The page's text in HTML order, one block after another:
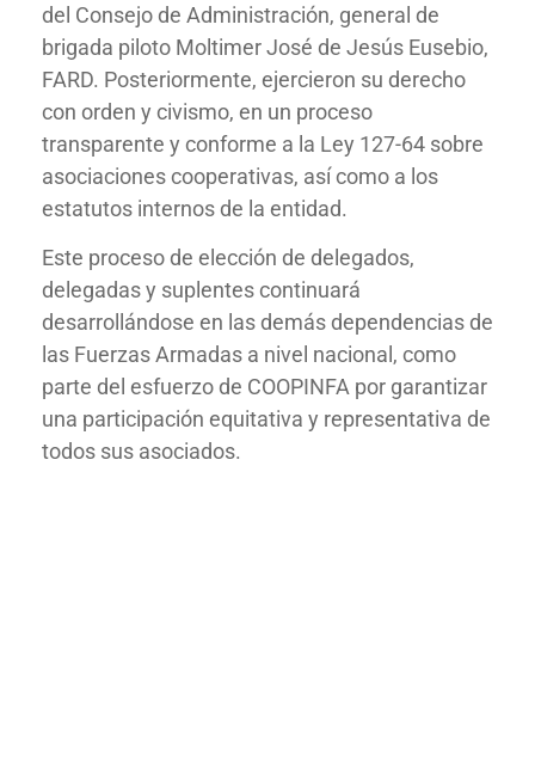
del Consejo de Administración, general de
brigada piloto Moltimer José de Jesús Eusebio,
FARD. Posteriormente, ejercieron su derecho
con orden y civismo, en un proceso
transparente y conforme a la Ley 127-64 sobre
asociaciones cooperativas, así como a los
estatutos internos de la entidad.
Este proceso de elección de delegados,
delegadas y suplentes continuará
desarrollándose en las demás dependencias de
las Fuerzas Armadas a nivel nacional, como
parte del esfuerzo de COOPINFA por garantizar
una participación equitativa y representativa de
todos sus asociados.